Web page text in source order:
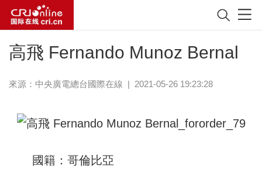
高飛 Fernando Munoz Bernal
來源：中央廣電總台國際在線 | 2021-05-26 19:23:28
國籍：哥倫比亞